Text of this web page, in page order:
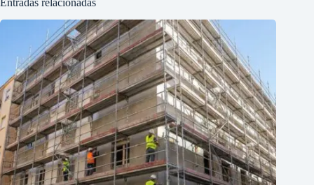
Entradas relacionadas